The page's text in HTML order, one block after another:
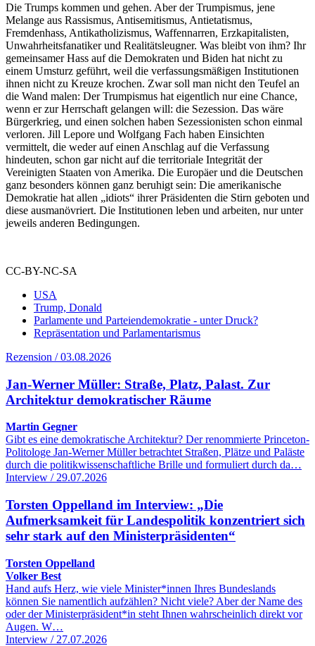
Die Trumps kommen und gehen. Aber der Trumpismus, jene
Melange aus Rassismus, Antisemitismus, Antietatismus,
Fremdenhass, Antikatholizismus, Waffennarren, Erzkapitalisten,
Unwahrheitsfanatiker und Realitätsleugner. Was bleibt von ihm? Ihr
gemeinsamer Hass auf die Demokraten und Biden hat nicht zu
einem Umsturz geführt, weil die verfassungsmäßigen Institutionen
ihnen nicht zu Kreuze krochen. Zwar soll man nicht den Teufel an
die Wand malen: Der Trumpismus hat eigentlich nur eine Chance,
wenn er zur Herrschaft gelangen will: die Sezession. Das wäre
Bürgerkrieg, und einen solchen haben Sezessionisten schon einmal
verloren. Jill Lepore und Wolfgang Fach haben Einsichten
vermittelt, die weder auf einen Anschlag auf die Verfassung
hindeuten, schon gar nicht auf die territoriale Integrität der
Vereinigten Staaten von Amerika. Die Europäer und die Deutschen
ganz besonders können ganz beruhigt sein: Die amerikanische
Demokratie hat allen „idiots“ ihrer Präsidenten die Stirn geboten und
diese ausmanövriert. Die Institutionen leben und arbeiten, nur unter
jeweils anderen Bedingungen.
CC-BY-NC-SA
USA
Trump, Donald
Parlamente und Parteiendemokratie - unter Druck?
Repräsentation und Parlamentarismus
Rezension / 03.08.2026
Jan-Werner Müller: Straße, Platz, Palast. Zur
Architektur demokratischer Räume
Martin Gegner
Gibt es eine demokratische Architektur? Der renommierte Princeton-
Politologe Jan-Werner Müller betrachtet Straßen, Plätze und Paläste
durch die politikwissenschaftliche Brille und formuliert durch da…
Interview / 29.07.2026
Torsten Oppelland im Interview: „Die
Aufmerksamkeit für Landespolitik konzentriert sich
sehr stark auf den Ministerpräsidenten“
Torsten Oppelland
Volker Best
Hand aufs Herz, wie viele Minister*innen Ihres Bundeslands
können Sie namentlich aufzählen? Nicht viele? Aber der Name des
oder der Ministerpräsident*in steht Ihnen wahrscheinlich direkt vor
Augen. W…
Interview / 27.07.2026